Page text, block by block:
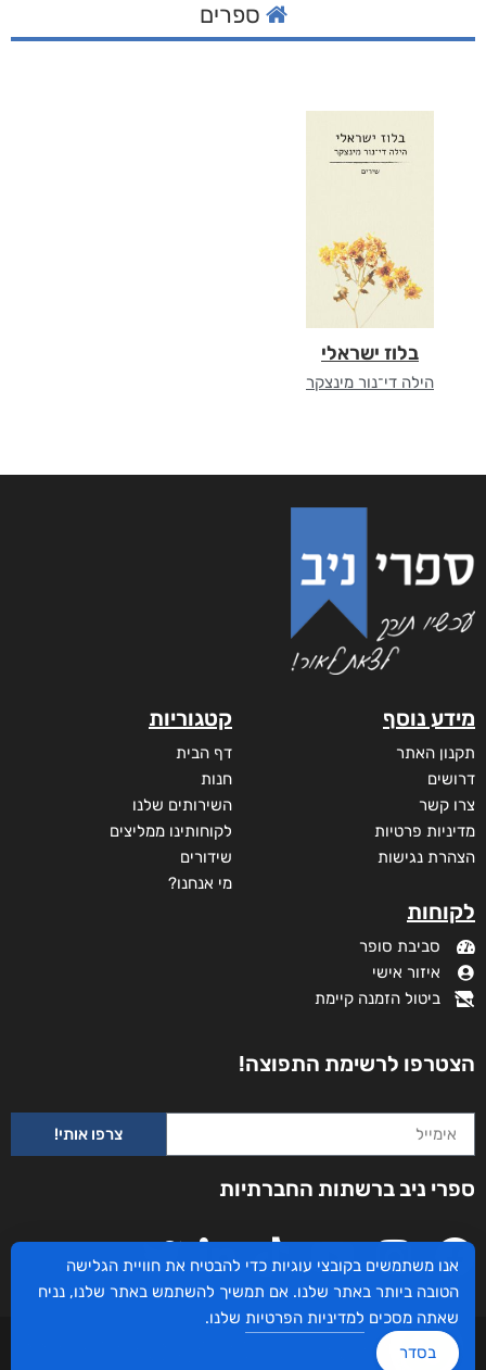
ספרים
בלוז ישראלי
הילה די־נור מינצקר
מידע נוסף
תקנון האתר
דרושים
צרו קשר
מדיניות פרטיות
הצהרת נגישות
לקוחות
סביבת סופר
איזור אישי
ביטול הזמנה קיימת
קטגוריות
דף הבית
חנות
השירותים שלנו
לקוחותינו ממליצים
שידורים
מי אנחנו?
הצטרפו לרשימת התפוצה!
צרפו אותי!
ספרי ניב ברשתות החברתיות
עיצוב ובניית האתר: ספרי ניב © כל הזכויות שמורות. בוקסאי טכנולוגיות בע"מ שד אבא
אנו משתמשים בקובצי עוגיות כדי להבטיח את חוויית הגלישה
הטובה ביותר באתר שלנו. אם תמשיך להשתמש באתר שלנו, נניח
שאתה מסכים למדיניות הפרטיות שלנו.
בסדר